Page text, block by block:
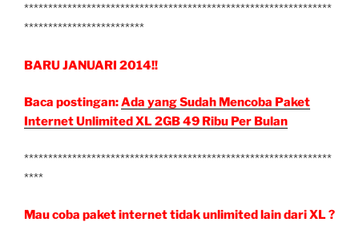
****************************************************************
*************************
BARU JANUARI 2014!!
Baca postingan:Ada yang Sudah Mencoba Paket
Internet Unlimited XL 2GB 49 Ribu Per Bulan
****************************************************************
****
Mau coba paket internet tidak unlimited lain dari XL ?